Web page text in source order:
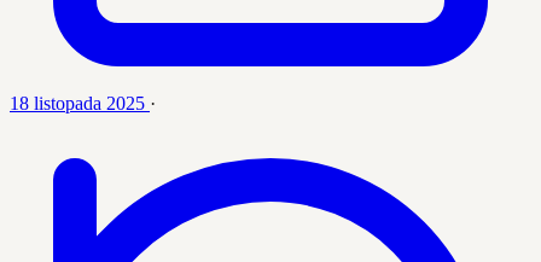
18 listopada 2025 ·